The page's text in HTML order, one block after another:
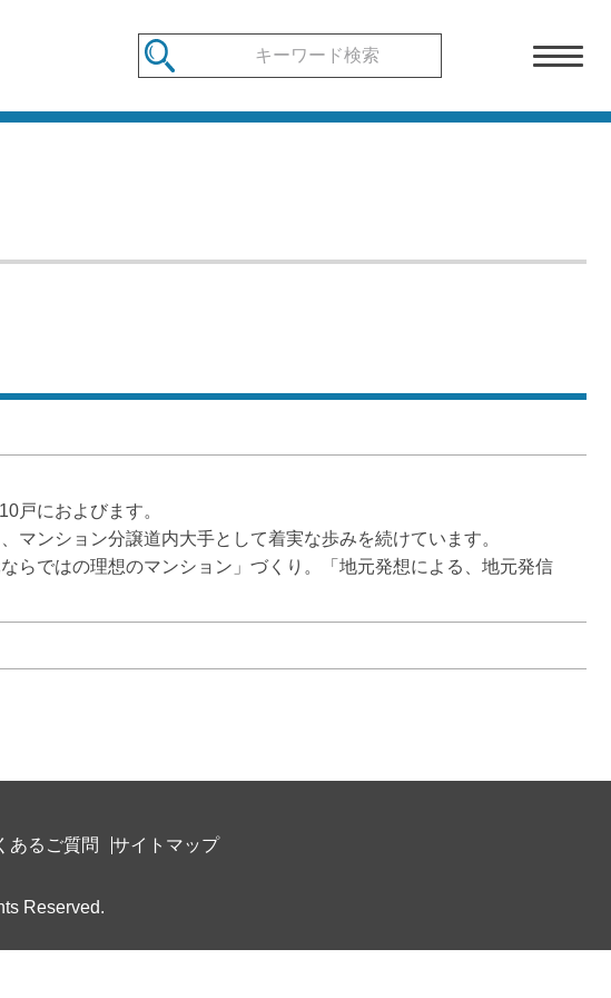
戸におよびます。
ンション分譲道内大手として着実な歩みを続けています。
ではの理想のマンション」づくり。「地元発想による、地元発信
あるご質問 サイトマップ
Reserved.